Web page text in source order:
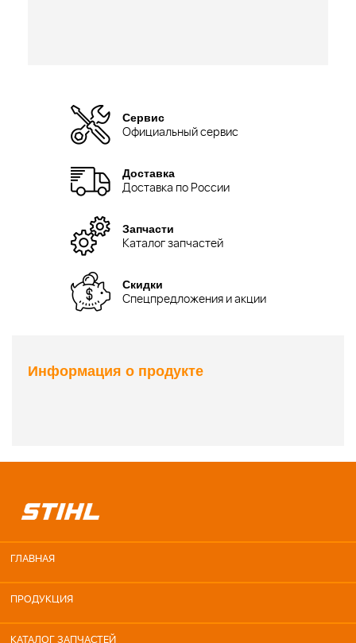
Сервис
Официальный сервис
Доставка
Доставка по России
Запчасти
Каталог запчастей
Скидки
Спецпредложения и акции
Информация о продукте
ГЛАВНАЯ
ПРОДУКЦИЯ
КАТАЛОГ ЗАПЧАСТЕЙ